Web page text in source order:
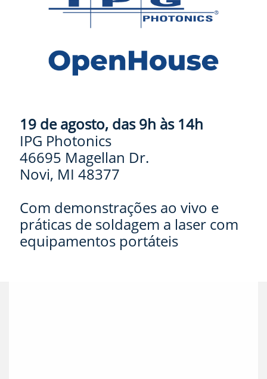
19 de agosto, das 9h às 14h
IPG Photonics
46695 Magellan Dr.
Novi, MI 48377
Com demonstrações ao vivo e
práticas de soldagem a laser com
equipamentos portáteis